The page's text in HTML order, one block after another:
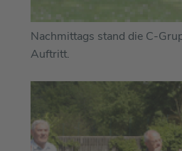
Nachmittags stand die C-
Auftritt.